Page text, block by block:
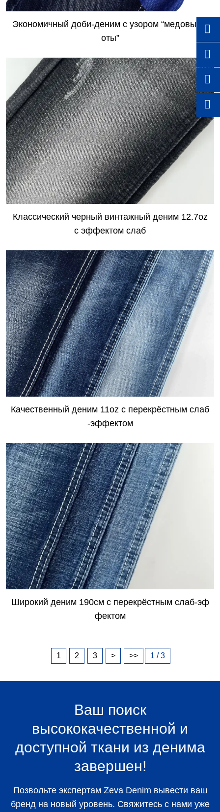




​Экономичный доби-деним с узором “медовые с
оты”
Классический черный винтажный деним 12.7oz
с эффектом слаб
Качественный деним 11oz с перекрёстным слаб
-эффектом
Широкий деним 190см с перекрёстным слаб-эф
фектом
1 2 3 > >> 1 / 3
Ваш поиск
высококачественной и
доступной ткани из денима
завершен!
Позвольте экспертам Zeva Denim вывести ваш
бренд на новый уровень. Свяжитесь с нами уже